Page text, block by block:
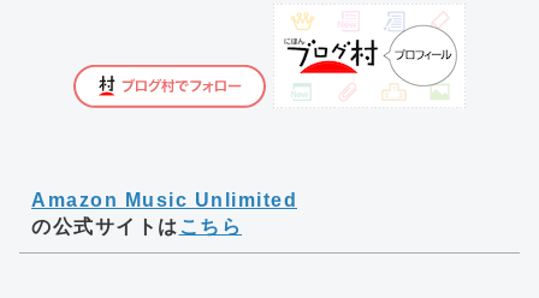
Amazon Music Unlimited
の公式サイトは こちら